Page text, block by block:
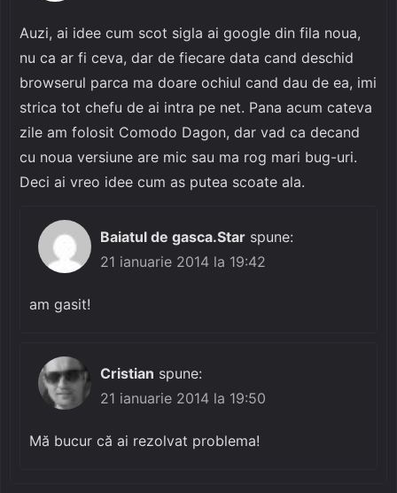
Auzi, ai idee cum scot sigla ai google din fila noua,
nu ca ar fi ceva, dar de fiecare data cand deschid
browserul parca ma doare ochiul cand dau de ea, imi
strica tot chefu de ai intra pe net. Pana acum cateva
zile am folosit Comodo Dagon, dar vad ca decand
cu noua versiune are mic sau ma rog mari bug-uri.
Deci ai vreo idee cum as putea scoate ala.
Baiatul de gasca.Star spune:
21 ianuarie 2014 la 19:42
am gasit!
Cristian spune:
21 ianuarie 2014 la 19:50
Mă bucur că ai rezolvat problema!